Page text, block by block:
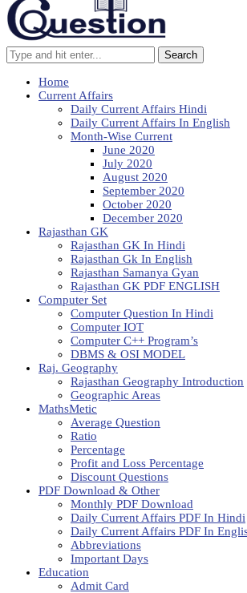
Search
Home
Current Affairs
Daily Current Affairs Hindi
Daily Current Affairs In English
Month-Wise Current
June 2020
July 2020
August 2020
September 2020
October 2020
December 2020
Rajasthan GK
Rajasthan GK In Hindi
Rajasthan Gk In English
Rajasthan Samanya Gyan
Rajasthan GK PDF ENGLISH
Computer Set
Computer Question In Hindi
Computer IOT
Computer C++ Program’s
DBMS & OSI MODEL
Raj. Geography
Rajasthan Geography Introduction
Geographic Areas
MathsMetic
Average Question
Ratio
Percentage
Profit and Loss Percentage
Discount Questions
PDF Download & Other
Monthly PDF Download
Daily Current Affairs PDF In Hindi
Daily Current Affairs PDF In
Abbreviations
Important Days
Education
Admit Card